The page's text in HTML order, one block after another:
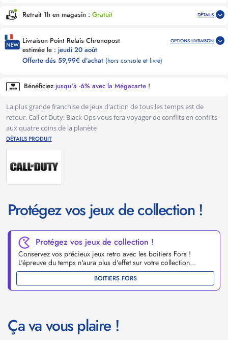
Retrait 1h en magasin : Gratuit DÉTAILS
Livraison Point Relais Chronopost
estimée le : jeudi 20 août
Offerte dés 59,99€ d’achat (hors console et livre)
OPTIONS LIVRAISON
Bénéficiez jusqu'à -6% avec la Mégacarte !
La plus grande franchise de jeux d'action de tous les temps est de
retour. Call of Duty: Black Ops vous fera voyager de conflits en conflits
aux quatre coins de la planète
DÉTAILS PRODUIT
Protégez vos jeux de collection !
Protégez vos jeux de collection !
Conservez vos précieux jeux retro avec les boitiers Fors !
L'épreuve du temps n'aura plus d'effet sur votre collection...
BOITIERS FORS
Ça va vous plaire !